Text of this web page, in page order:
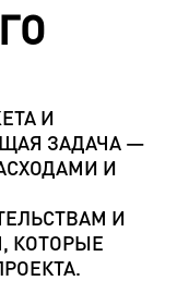
И
ЗАДАЧА —
И
И
КОТОРЫЕ